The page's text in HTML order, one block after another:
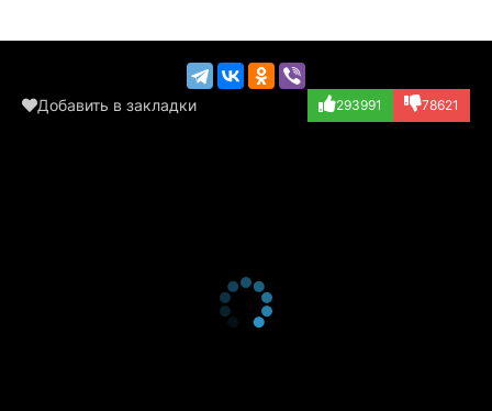
Добавить в закладки 293991 78621